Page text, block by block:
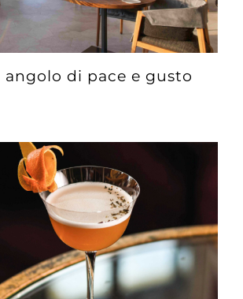
angolo di pace e gusto